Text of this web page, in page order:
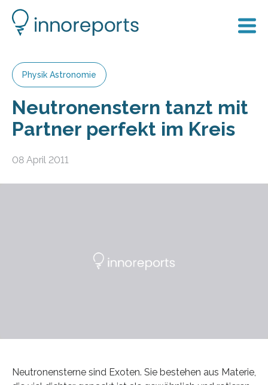
Physik Astronomie
Neutronenstern tanzt mit
Partner perfekt im Kreis
08 April 2011
Neutronensterne sind Exoten. Sie bestehen aus Materie,